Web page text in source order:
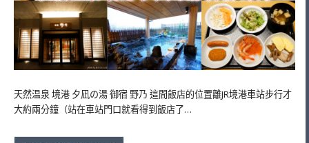
天然温泉 境港 夕凪の湯 御宿 野乃 這間飯店的位置離JR境港車站步行才
大約兩分鐘（站在車站門口就看得到飯店了…